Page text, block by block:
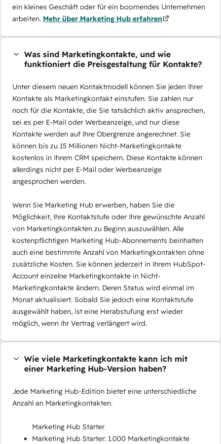
ein kleines Geschäft oder für ein boomendes Unternehmen
arbeiten. Mehr über Marketing Hub erfahren
Was sind Marketingkontakte, und wie
funktioniert die Preisgestaltung für Kontakte?
Unter diesem neuen Kontaktmodell können Sie jeden Ihrer
Kontakte als Marketingkontakt einstufen. Sie zahlen nur
noch für die Kontakte, die Sie tatsächlich aktiv ansprechen,
sei es per E-Mail oder Werbeanzeige, und nur diese
Kontakte werden auf Ihre Obergrenze angerechnet. Sie
können bis zu 15 Millionen Nicht-Marketingkontakte
kostenlos in Ihrem CRM speichern. Diese Kontakte können
allerdings nicht per E-Mail oder Werbeanzeige
angesprochen werden.
Wenn Sie Marketing Hub erwerben, haben Sie die
Möglichkeit, Ihre Kontaktstufe oder Ihre gewünschte Anzahl
von Marketingkontakten zu Beginn auszuwählen. Alle
kostenpflichtigen Marketing Hub-Abonnements beinhalten
auch eine bestimmte Anzahl von Marketingkontakten ohne
zusätzliche Kosten. Sie können jederzeit in Ihrem HubSpot-
Account einzelne Marketingkontakte in Nicht-
Marketingkontakte ändern. Deren Status wird einmal im
Monat aktualisiert. Sobald Sie jedoch eine Kontaktstufe
ausgewählt haben, ist eine Herabstufung erst wieder
möglich, wenn Ihr Vertrag verlängert wird.
Wie viele Marketingkontakte kann ich mit
einer Marketing Hub-Version haben?
Jede Marketing Hub-Edition bietet eine unterschiedliche
Anzahl an Marketingkontakten.
Marketing Hub Starter
Marketing Hub Starter: 1.000 Marketingkontakte